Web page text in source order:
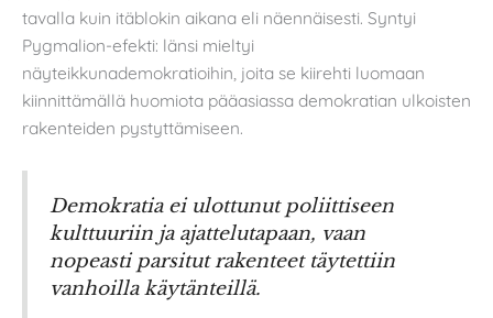
tavalla kuin itäblokin aikana eli näennäisesti. Syntyi
Pygmalion-efekti: länsi mieltyi
näyteikkunademokratioihin, joita se kiirehti luomaan
kiinnittämällä huomiota pääasiassa demokratian ulkoisten
rakenteiden pystyttämiseen.
Demokratia ei ulottunut poliittiseen
kulttuuriin ja ajattelutapaan, vaan
nopeasti parsitut rakenteet täytettiin
vanhoilla käytänteillä.